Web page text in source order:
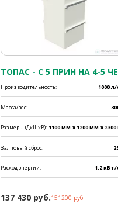
ТОПАС - C 5 ПРИН НА 4-5
Производительность: 1000
Масса/вес:
Размеры (ДхШхВ): 1100 мм x 1200 мм x
Залповый сброс:
Расход энергии: 1.2 кВт/
137 430 руб.151200 руб.